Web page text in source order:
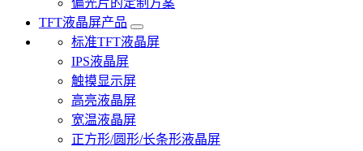
偏光片的定制方案
TFT液晶屏产品
标准TFT液晶屏
IPS液晶屏
触摸显示屏
高亮液晶屏
宽温液晶屏
正方形/圆形/长条形液晶屏